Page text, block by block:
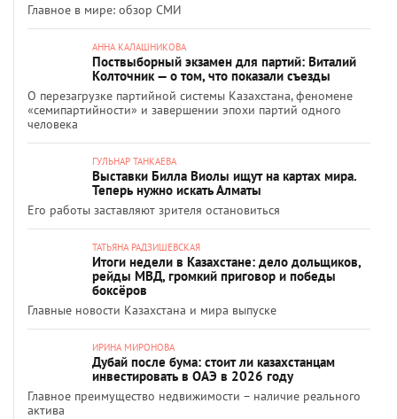
Главное в мире: обзор СМИ
АННА КАЛАШНИКОВА
Поствыборный экзамен для партий: Виталий
Колточник — о том, что показали съезды
О перезагрузке партийной системы Казахстана, феномене
«семипартийности» и завершении эпохи партий одного
человека
ГУЛЬНАР ТАНКАЕВА
Выставки Билла Виолы ищут на картах мира.
Теперь нужно искать Алматы
Его работы заставляют зрителя остановиться
ТАТЬЯНА РАДЗИШЕВСКАЯ
Итоги недели в Казахстане: дело дольщиков,
рейды МВД, громкий приговор и победы
боксёров
Главные новости Казахстана и мира выпуске
ИРИНА МИРОНОВА
Дубай после бума: стоит ли казахстанцам
инвестировать в ОАЭ в 2026 году
Главное преимущество недвижимости – наличие реального
актива